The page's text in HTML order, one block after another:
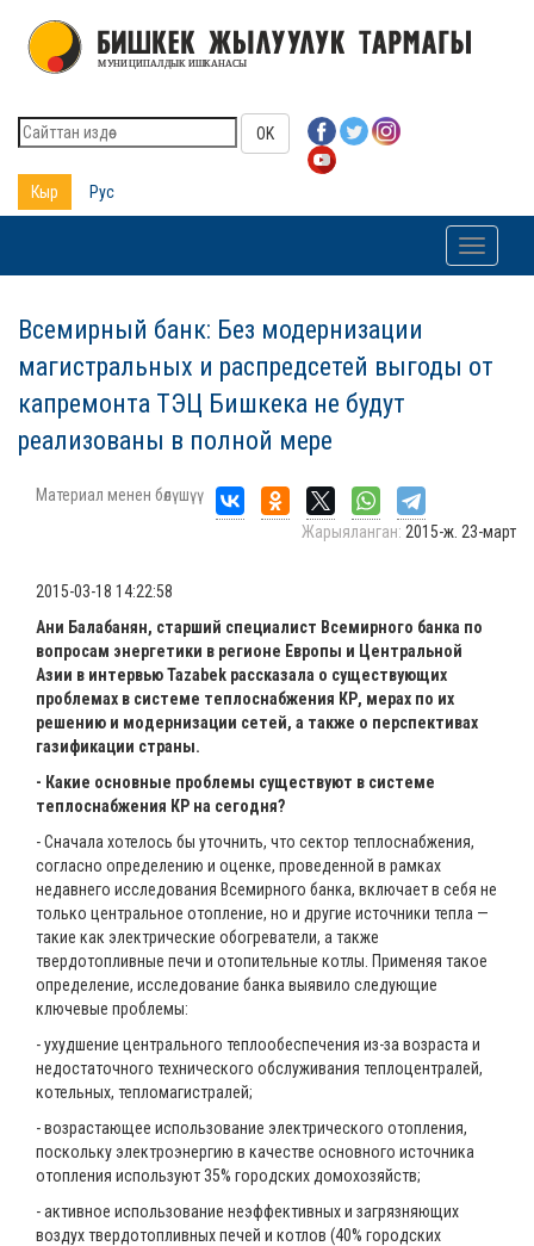
OK
Кыр Рус
Toggle
Всемирный банк: Без модернизации
магистральных и распредсетей выгоды от
капремонта ТЭЦ Бишкека не будут
реализованы в полной мере
Материал менен бөлүшүү
Жарыяланган: 2015-ж. 23-март
2015-03-18 14:22:58
Ани Балабанян, старший специалист Всемирного банка по
вопросам энергетики в регионе Европы и Центральной
Азии в интервью Tazabek рассказала о существующих
проблемах в системе теплоснабжения КР, мерах по их
решению и модернизации сетей, а также о перспективах
газификации страны.
- Какие основные проблемы существуют в системе
теплоснабжения КР на сегодня?
- Сначала хотелось бы уточнить, что сектор теплоснабжения,
согласно определению и оценке, проведенной в рамках
недавнего исследования Всемирного банка, включает в себя не
только центральное отопление, но и другие источники тепла —
такие как электрические обогреватели, а также
твердотопливные печи и отопительные котлы. Применяя такое
определение, исследование банка выявило следующие
ключевые проблемы:
- ухудшение центрального теплообеспечения из-за возраста и
недостаточного технического обслуживания теплоцентралей,
котельных, тепломагистралей;
- возрастающее использование электрического отопления,
поскольку электроэнергию в качестве основного источника
отопления используют 35% городских домохозяйств;
- активное использование неэффективных и загрязняющих
воздух твердотопливных печей и котлов (40% городских